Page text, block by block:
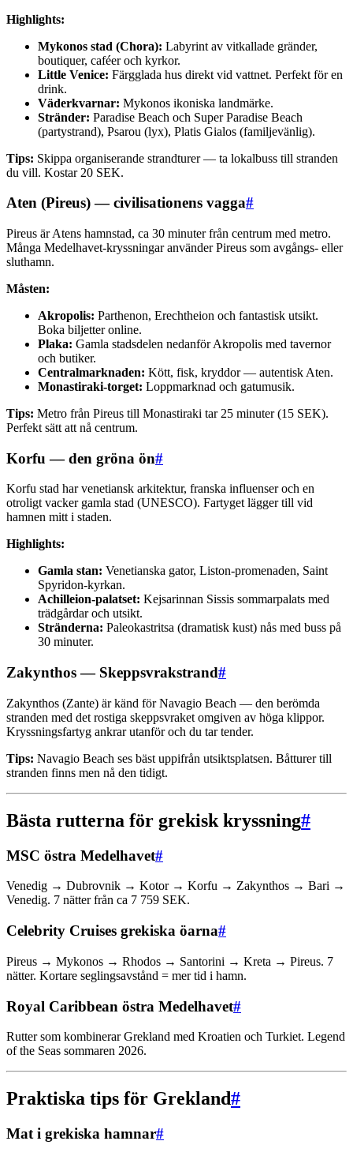
Highlights:
Mykonos stad (Chora): Labyrint av vitkallade gränder,
boutiquer, caféer och kyrkor.
Little Venice: Färgglada hus direkt vid vattnet. Perfekt för en
drink.
Väderkvarnar: Mykonos ikoniska landmärke.
Stränder: Paradise Beach och Super Paradise Beach
(partystrand), Psarou (lyx), Platis Gialos (familjevänlig).
Tips: Skippa organiserande strandturer — ta lokalbuss till stranden
du vill. Kostar 20 SEK.
Aten (Pireus) — civilisationens vagga#
Pireus är Atens hamnstad, ca 30 minuter från centrum med metro.
Många Medelhavet-kryssningar använder Pireus som avgångs- eller
sluthamn.
Måsten:
Akropolis: Parthenon, Erechtheion och fantastisk utsikt.
Boka biljetter online.
Plaka: Gamla stadsdelen nedanför Akropolis med tavernor
och butiker.
Centralmarknaden: Kött, fisk, kryddor — autentisk Aten.
Monastiraki-torget: Loppmarknad och gatumusik.
Tips: Metro från Pireus till Monastiraki tar 25 minuter (15 SEK).
Perfekt sätt att nå centrum.
Korfu — den gröna ön#
Korfu stad har venetiansk arkitektur, franska influenser och en
otroligt vacker gamla stad (UNESCO). Fartyget lägger till vid
hamnen mitt i staden.
Highlights:
Gamla stan: Venetianska gator, Liston-promenaden, Saint
Spyridon-kyrkan.
Achilleion-palatset: Kejsarinnan Sissis sommarpalats med
trädgårdar och utsikt.
Stränderna: Paleokastritsa (dramatisk kust) nås med buss på
30 minuter.
Zakynthos — Skeppsvrakstrand#
Zakynthos (Zante) är känd för Navagio Beach — den berömda
stranden med det rostiga skeppsvraket omgiven av höga klippor.
Kryssningsfartyg ankrar utanför och du tar tender.
Tips: Navagio Beach ses bäst uppifrån utsiktsplatsen. Båtturer till
stranden finns men nå den tidigt.
Bästa rutterna för grekisk kryssning#
MSC östra Medelhavet#
Venedig → Dubrovnik → Kotor → Korfu → Zakynthos → Bari →
Venedig. 7 nätter från ca 7 759 SEK.
Celebrity Cruises grekiska öarna#
Pireus → Mykonos → Rhodos → Santorini → Kreta → Pireus. 7
nätter. Kortare seglingsavstånd = mer tid i hamn.
Royal Caribbean östra Medelhavet#
Rutter som kombinerar Grekland med Kroatien och Turkiet. Legend
of the Seas sommaren 2026.
Praktiska tips för Grekland#
Mat i grekiska hamnar#